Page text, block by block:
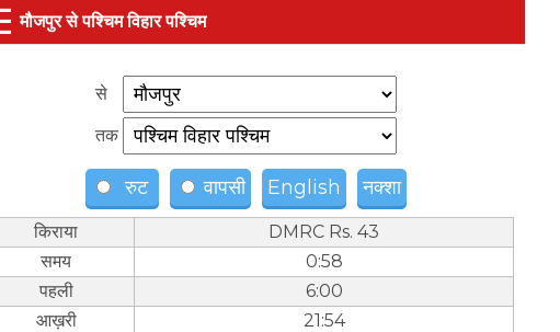
मौजपुर से पश्चिम विहार पश्चिम
से
तक
रुट वापसी English नक्शा
किराया
DMRC Rs. 43
समय
0:58
पहली
6:00
आख़री
21:54